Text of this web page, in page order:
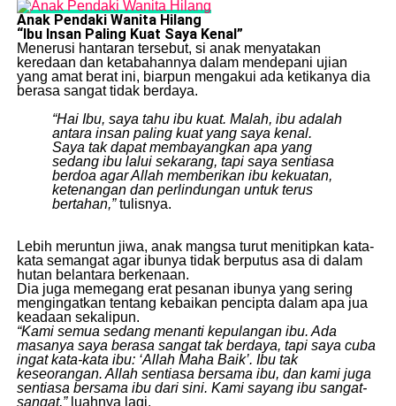
Anak Pendaki Wanita Hilang
“Ibu Insan Paling Kuat Saya Kenal”
​Menerusi hantaran tersebut, si anak menyatakan
keredaan dan ketabahannya dalam mendepani ujian
yang amat berat ini, biarpun mengakui ada ketikanya dia
berasa sangat tidak berdaya.
“Hai Ibu, saya tahu ibu kuat. Malah, ibu adalah
antara insan paling kuat yang saya kenal.
Saya tak dapat membayangkan apa yang
sedang ibu lalui sekarang, tapi saya sentiasa
berdoa agar Allah memberikan ibu kekuatan,
ketenangan dan perlindungan untuk terus
bertahan,”tulisnya.
​Lebih meruntun jiwa, anak mangsa turut menitipkan kata-
kata semangat agar ibunya tidak berputus asa di dalam
hutan belantara berkenaan.
​Dia juga memegang erat pesanan ibunya yang sering
mengingatkan tentang kebaikan pencipta dalam apa jua
keadaan sekalipun.
“Kami semua sedang menanti kepulangan ibu. Ada
masanya saya berasa sangat tak berdaya, tapi saya cuba
ingat kata-kata ibu: ‘Allah Maha Baik’. Ibu tak
keseorangan. Allah sentiasa bersama ibu, dan kami juga
sentiasa bersama ibu dari sini. Kami sayang ibu sangat-
sangat,”luahnya lagi.